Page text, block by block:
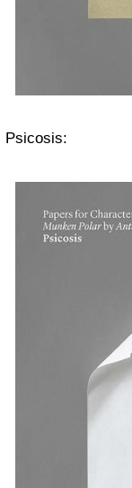
Psicosis: